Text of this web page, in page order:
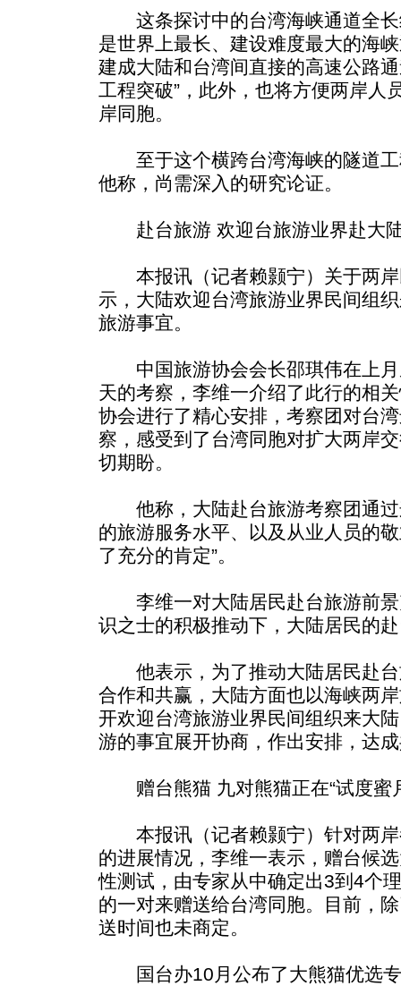
这条探讨中的台湾海峡通道全长
是世界上最长、建设难度最大的海
建成大陆和台湾间直接的高速公路
工程突破”，此外，也将方便两岸人
岸同胞。
至于这个横跨台湾海峡的隧道工
他称，尚需深入的研究论证。
赴台旅游 欢迎台旅游业界赴大
本报讯（记者赖颢宁）关于两岸
示，大陆欢迎台湾旅游业界民间组
旅游事宜。
中国旅游协会会长邵琪伟在上月
天的考察，李维一介绍了此行的相
协会进行了精心安排，考察团对台
察，感受到了台湾同胞对扩大两岸
切期盼。
他称，大陆赴台旅游考察团通过
的旅游服务水平、以及从业人员的
了充分的肯定”。
李维一对大陆居民赴台旅游前景
识之士的积极推动下，大陆居民的
他表示，为了推动大陆居民赴台
合作和共赢，大陆方面也以海峡两
开欢迎台湾旅游业界民间组织来大
游的事宜展开协商，作出安排，达
赠台熊猫 九对熊猫正在“试度蜜
本报讯（记者赖颢宁）针对两岸
的进展情况，李维一表示，赠台候
性测试，由专家从中确定出3到4个
的一对来赠送给台湾同胞。目前，
送时间也未商定。
国台办10月公布了大熊猫优选专